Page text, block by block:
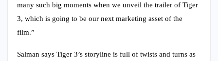
many such big moments when we unveil the trailer of Tiger
3, which is going to be our next marketing asset of the
film.”
Salman says Tiger 3’s storyline is full of twists and turns as